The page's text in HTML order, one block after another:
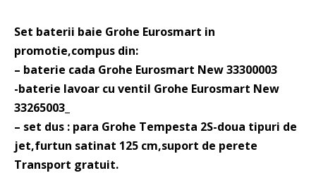
Set baterii baie Grohe Eurosmart in
promotie,compus din:
– baterie cada Grohe Eurosmart New 33300003
-baterie lavoar cu ventil Grohe Eurosmart New
33265003_
– set dus : para Grohe Tempesta 2S-doua tipuri de
jet,furtun satinat 125 cm,suport de perete
Transport gratuit.